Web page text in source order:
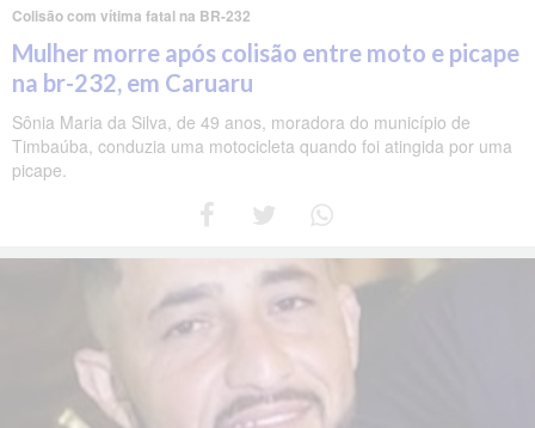
Colisão com vítima fatal na BR-232
Mulher morre após colisão entre moto e picape
na br-232, em Caruaru
Sônia Maria da Silva, de 49 anos, moradora do município de
Timbaúba, conduzia uma motocicleta quando foi atingida por uma
picape.